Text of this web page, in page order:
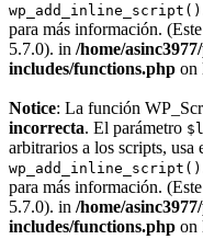
wp_add_inline_script()
para más información.
5.7.0). in /home/
includes/functions.php on
Notice: La función
incorrecta. El parámetro
arbitrarios a los scripts, usa
wp_add_inline_script()
para más información.
5.7.0). in /home/
includes/functions.php on